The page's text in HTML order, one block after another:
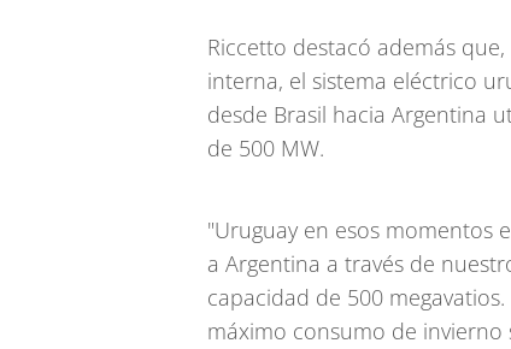
Riccetto destacó además
interna, el sistema eléctrico
desde Brasil hacia Argentina
de 500 MW.
"Uruguay en esos momentos
a Argentina a través de
capacidad de 500
máximo consumo de